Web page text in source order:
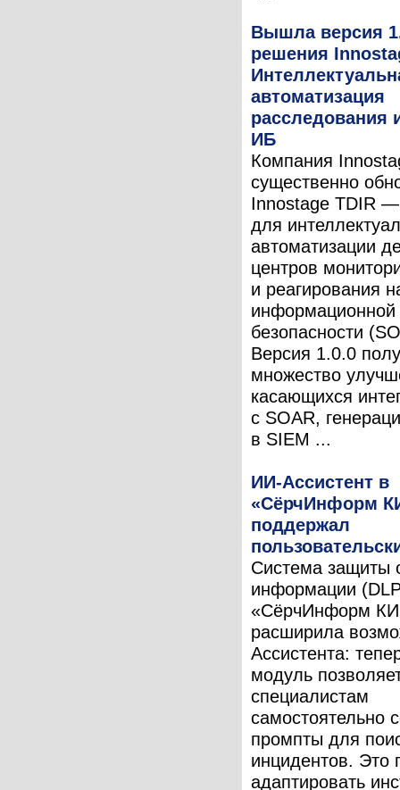
Вышла версия
решения
автоматизация
расследования
ИБ
Компания
существенно
Innostage TDIR
для
автоматизации
центров
и реагирования
информационной
безопасности
Версия 1.0.0
множество
касающихся
с SOAR,
в SIEM ...
ИИ-Ассистент в
«СёрчИнформ
поддержал
Система защиты
информации
«СёрчИнформ
расширила
Ассистента:
модуль
специалистам
самостоятельно
промпты для
инцидентов. Это
адаптировать